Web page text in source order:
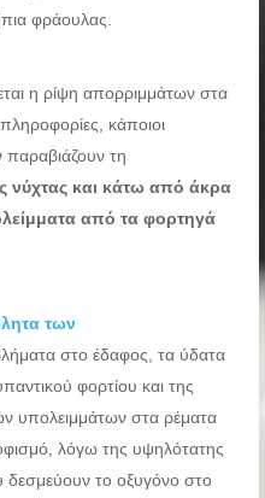
φράουλας.
η ρίψη απορριμμάτων στα
κάποιοι
παραβιάζουν τη
νύχτας και κάτω από άκρα
από τα φορτηγά
των
στο έδαφος, τα ύδατα
φορτίου και της
υπολειμμάτων στα ρέματα
λόγω της υψηλότατης
δεσμεύουν το οξυγόνο στο